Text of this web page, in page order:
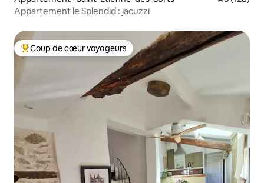
Appartement le Splendid : jacuzzi
Coup de cœur voyageurs parmi les plus aimés
Coup de cœur voyageurs